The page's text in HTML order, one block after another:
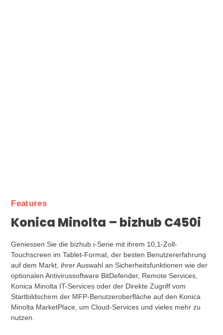
Features
Konica Minolta – bizhub C450i
Geniessen Sie die bizhub i-Serie mit ihrem 10,1-Zoll-
Touchscreen im Tablet-Format, der besten Benutzererfahrung
auf dem Markt, ihrer Auswahl an Sicherheitsfunktionen wie der
optionalen Antivirussoftware BitDefender, Remote Services,
Konica Minolta IT-Services oder der Direkte Zugriff vom
Startbildschirm der MFP-Benutzeroberfläche auf den Konica
Minolta MarketPlace, um Cloud-Services und vieles mehr zu
nutzen.